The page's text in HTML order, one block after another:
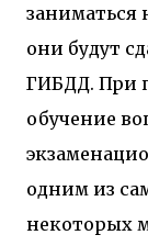
заниматься
они будут
ГИБДД. При
обучение
одним из
некоторых